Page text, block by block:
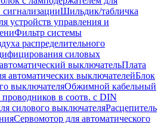
сигнализацииШильдик/табличка
устройств управления и
Фильтр системы
распределительного
силовых
выключательПлата
автоматических выключателейБлок
выключателяОбжимной кабельный
в соотв. с DIN
силового выключателяРасцепитель
Сервомотор для автоматического